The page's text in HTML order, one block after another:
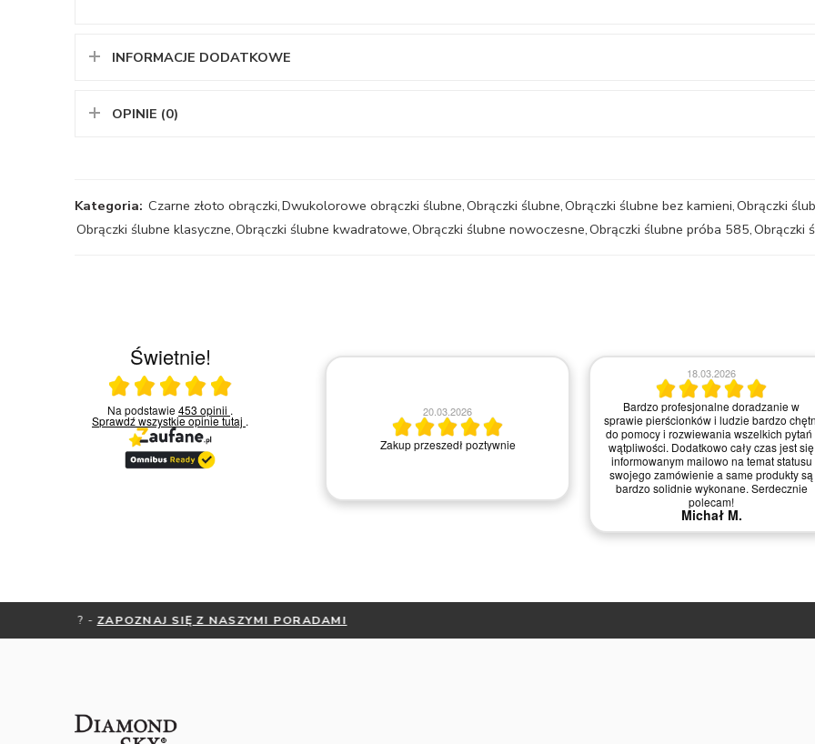
INFORMACJE DODATKOWE
OPINIE (0)
Kategoria: Czarne złoto obrączki,Dwukolorowe obrączki ślubne,Obrączki ślubne,Obrączki ślubne bez kamieni,Obrączki
Obrączki ślubne klasyczne,Obrączki ślubne kwadratowe,Obrączki ślubne nowoczesne,Obrączki ślubne próba 585,Obrączki
Świetnie!
Ocena średnia 5 na 5
Na podstawie453 opinii .
Sprawdź wszystkie opinietutaj .
23.03.2026
Bardzo miła i kompetentna obsługa.
Polecam
Remigiusz D.
20.03.2026
Zakup przeszedł poztywnie
18.03.2026
Bardzo profesjonalne doradzanie w
sprawie pierścionków i ludzie bardzo
do pomocy i rozwiewania wszelkich pytań
wątpliwości. Dodatkowo cały czas jest się
informowanym mailowo na temat statusu
swojego zamówienie a same produkty są
bardzo solidnie wykonane. Serdecznie
polecam!
Michał M.